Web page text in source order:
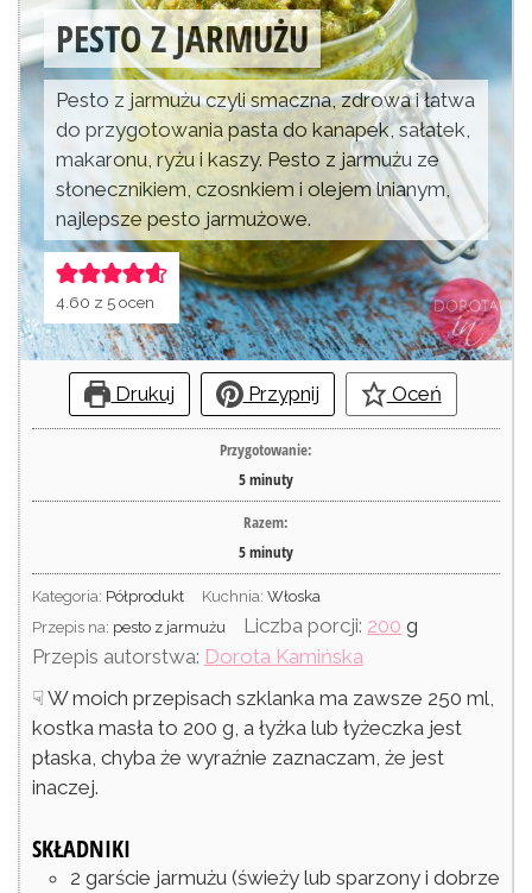
PESTO Z JARMUŻU
Pesto z jarmużu czyli smaczna, zdrowa i łatwa
do przygotowania pasta do kanapek, sałatek,
makaronu, ryżu i kaszy. Pesto z jarmużu ze
słonecznikiem, czosnkiem i olejem lnianym,
najlepsze pesto jarmużowe.
4.60 z5ocen
Drukuj Przypnij Oceń
Przygotowanie:
5minuty
Razem:
5minuty
Kategoria: Półprodukt Kuchnia:Włoska
Przepis na: pesto z jarmużu Liczba porcji: 200 g
Przepis autorstwa: Dorota Kamińska
☟ W moich przepisach szklanka ma zawsze 250 ml,
kostka masła to 200 g, a łyżka lub łyżeczka jest
płaska, chyba że wyraźnie zaznaczam, że jest
inaczej.
SKŁADNIKI
2 garście jarmużu (świeży lub sparzony i dobrze